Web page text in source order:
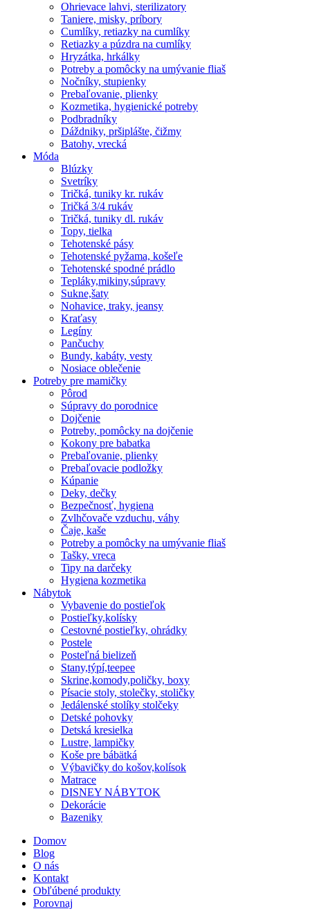
Ohrievace lahvi, sterilizatory
Taniere, misky, príbory
Cumlíky, retiazky na cumlíky
Retiazky a púzdra na cumlíky
Hryzátka, hrkálky
Potreby a pomôcky na umývanie fliaš
Nočníky, stupienky
Prebaľovanie, plienky
Kozmetika, hygienické potreby
Podbradníky
Dáždniky, pršiplášte, čižmy
Batohy, vrecká
Móda
Blúzky
Svetríky
Tričká, tuniky kr. rukáv
Tričká 3/4 rukáv
Tričká, tuniky dl. rukáv
Topy, tielka
Tehotenské pásy
Tehotenské pyžama, košeľe
Tehotenské spodné prádlo
Tepláky,mikiny,súpravy
Sukne,šaty
Nohavice, traky, jeansy
Kraťasy
Legíny
Pančuchy
Bundy, kabáty, vesty
Nosiace oblečenie
Potreby pre mamičky
Pôrod
Súpravy do porodnice
Dojčenie
Potreby, pomôcky na dojčenie
Kokony pre babatka
Prebaľovanie, plienky
Prebaľovacie podložky
Kúpanie
Deky, dečky
Bezpečnosť, hygiena
Zvlhčovače vzduchu, váhy
Čaje, kaše
Potreby a pomôcky na umývanie fliaš
Tašky, vreca
Tipy na darčeky
Hygiena kozmetika
Nábytok
Vybavenie do postieľok
Postieľky,kolísky
Cestovné postieľky, ohrádky
Postele
Posteľná bielizeň
Stany,týpí,teepee
Skrine,komody,poličky, boxy
Písacie stoly, stolečky, stoličky
Jedálenské stolíky stolčeky
Detské pohovky
Detská kresielka
Lustre, lampičky
Koše pre bábätká
Výbavičky do košov,kolísok
Matrace
DISNEY NÁBYTOK
Dekorácie
Bazeniky
Domov
Blog
O nás
Kontakt
Obľúbené produkty
Porovnaj